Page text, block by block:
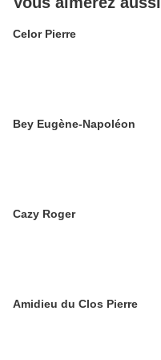
Celor Pierre
Bey Eugène-Napoléon
Cazy Roger
Amidieu du Clos Pierre